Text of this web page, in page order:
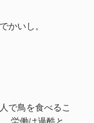
かいし。
で鳥を食べるこ